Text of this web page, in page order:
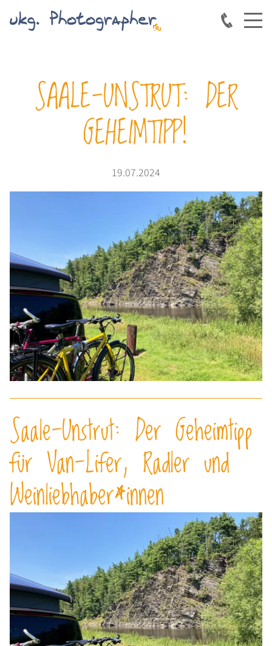
SAALE-UNSTRUT: DER
GEHEIMTIPP!
19.07.2024
Saale-Unstrut: Der Geheimtipp
für Van-Lifer, Radler und
Weinliebhaber*innen